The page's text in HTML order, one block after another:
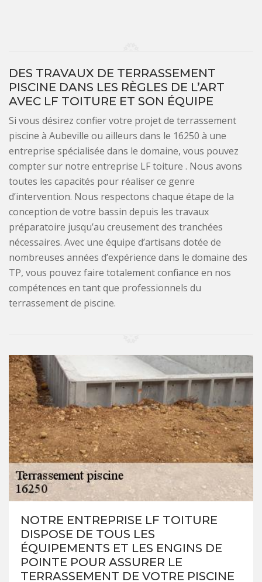
DES TRAVAUX DE TERRASSEMENT
PISCINE DANS LES RÈGLES DE L’ART
AVEC LF TOITURE ET SON ÉQUIPE
Si vous désirez confier votre projet de terrassement
piscine à Aubeville ou ailleurs dans le 16250 à une
entreprise spécialisée dans le domaine, vous pouvez
compter sur notre entreprise LF toiture . Nous avons
toutes les capacités pour réaliser ce genre
d’intervention. Nous respectons chaque étape de la
conception de votre bassin depuis les travaux
préparatoire jusqu’au creusement des tranchées
nécessaires. Avec une équipe d’artisans dotée de
nombreuses années d’expérience dans le domaine des
TP, vous pouvez faire totalement confiance en nos
compétences en tant que professionnels du
terrassement de piscine.
NOTRE ENTREPRISE LF TOITURE
DISPOSE DE TOUS LES
ÉQUIPEMENTS ET LES ENGINS DE
POINTE POUR ASSURER LE
TERRASSEMENT DE VOTRE PISCINE